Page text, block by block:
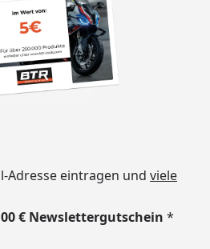
Adresse eintragen und viele
€ Newslettergutschein *